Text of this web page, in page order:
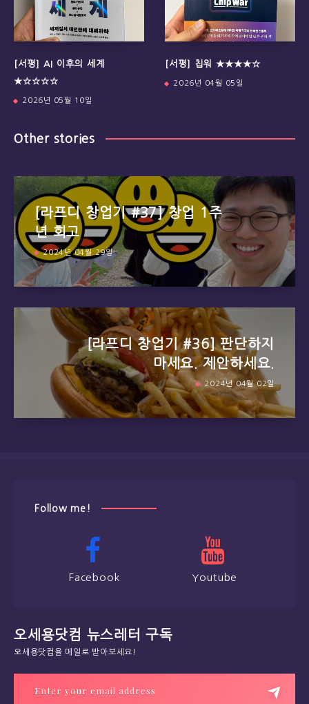
[서평] AI 이후의 세계
★☆☆☆☆
2026년 05월 10일
[서평] 칩워 ★★★★☆
2026년 04월 05일
Other stories
[라프디 창업기 #37] 창업 1주
년 회고
2024년 04월 29일
[라프디 창업기 #36] 판단하지
마세요. 제안하세요.
2024년 04월 02일
Follow me!
Facebook Youtube
오세용닷컴 뉴스레터 구독
오세용닷컴을 메일로 받아보세요!